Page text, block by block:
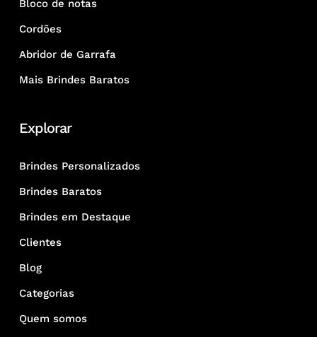
Bloco de notas
Cordões
Abridor de Garrafa
Mais Brindes Baratos
Explorar
Brindes Personalizados
Brindes Baratos
Brindes em Destaque
Clientes
Blog
Categorias
Quem somos